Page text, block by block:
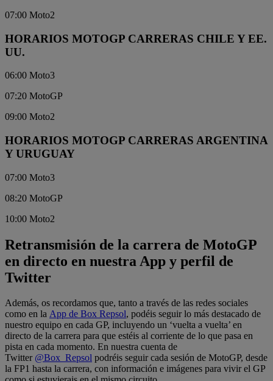
07:00 Moto2
HORARIOS MOTOGP CARRERAS CHILE Y EE.
UU.
06:00 Moto3
07:20 MotoGP
09:00 Moto2
HORARIOS MOTOGP CARRERAS ARGENTINA
Y URUGUAY
07:00 Moto3
08:20 MotoGP
10:00 Moto2
Retransmisión de la carrera de MotoGP
en directo en nuestra App y perfil de
Twitter
Además, os recordamos que, tanto a través de las redes sociales
como en la App de Box Repsol, podéis seguir lo más destacado de
nuestro equipo en cada GP, incluyendo un ‘vuelta a vuelta’ en
directo de la carrera para que estéis al corriente de lo que pasa en
pista en cada momento. En nuestra cuenta de
Twitter @Box_Repsol podréis seguir cada sesión de MotoGP, desde
la FP1 hasta la carrera, con información e imágenes para vivir el GP